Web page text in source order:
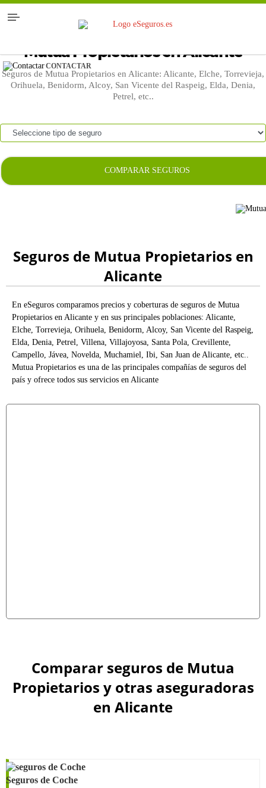
CONTACTAR
Mutua Propietarios en Alicante
Seguros de Mutua Propietarios en Alicante: Alicante, Elche, Torrevieja,
Orihuela, Benidorm, Alcoy, San Vicente del Raspeig, Elda, Denia,
Petrel, etc..
COMPARAR SEGUROS
Seguros de Mutua Propietarios en
Alicante
En eSeguros comparamos precios y coberturas de seguros de Mutua
Propietarios en Alicante y en sus principales poblaciones: Alicante,
Elche, Torrevieja, Orihuela, Benidorm, Alcoy, San Vicente del Raspeig,
Elda, Denia, Petrel, Villena, Villajoyosa, Santa Pola, Crevillente,
Campello, Jávea, Novelda, Muchamiel, Ibi, San Juan de Alicante, etc..
Mutua Propietarios es una de las principales compañías de seguros del
país y ofrece todos sus servicios en Alicante
Comparar seguros de Mutua
Propietarios y otras aseguradoras
en Alicante
Seguros de Coche